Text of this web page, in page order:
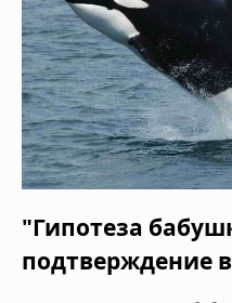
"Гипотеза
подтверждение